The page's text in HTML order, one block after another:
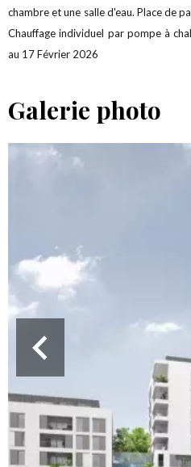
chambre et une salle d'eau. Place de
Chauffage individuel par pompe à
au 17 Février 2026
Galerie photo